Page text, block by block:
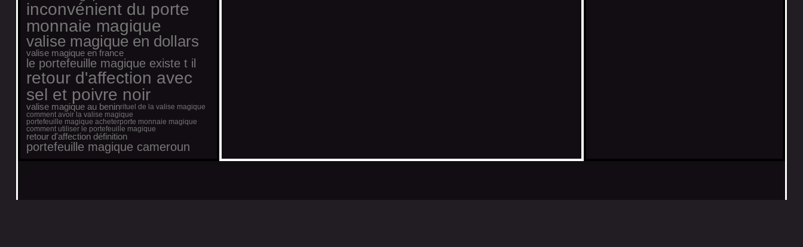
inconvénient du porte
monnaie magique
valise magique en dollars
valise magique en france
le portefeuille magique existe t il
retour d'affection avec
sel et poivre noir
valise magique au beninrituel de la valise magique
comment avoir la valise magique
portefeuille magique acheterporte monnaie magique
comment utiliser le portefeuille magique
retour d'affection définition
portefeuille magique cameroun